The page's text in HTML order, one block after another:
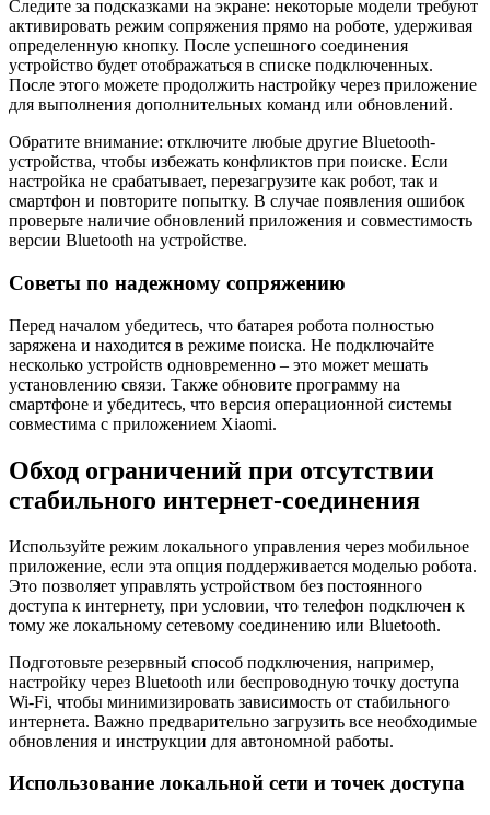
Следите за подсказками на экране: некоторые модели требуют
активировать режим сопряжения прямо на роботе, удерживая
определенную кнопку. После успешного соединения
устройство будет отображаться в списке подключенных.
После этого можете продолжить настройку через приложение
для выполнения дополнительных команд или обновлений.
Обратите внимание: отключите любые другие Bluetooth-
устройства, чтобы избежать конфликтов при поиске. Если
настройка не срабатывает, перезагрузите как робот, так и
смартфон и повторите попытку. В случае появления ошибок
проверьте наличие обновлений приложения и совместимость
версии Bluetooth на устройстве.
Советы по надежному сопряжению
Перед началом убедитесь, что батарея робота полностью
заряжена и находится в режиме поиска. Не подключайте
несколько устройств одновременно – это может мешать
установлению связи. Также обновите программу на
смартфоне и убедитесь, что версия операционной системы
совместима с приложением Xiaomi.
Обход ограничений при отсутствии
стабильного интернет-соединения
Используйте режим локального управления через мобильное
приложение, если эта опция поддерживается моделью робота.
Это позволяет управлять устройством без постоянного
доступа к интернету, при условии, что телефон подключен к
тому же локальному сетевому соединению или Bluetooth.
Подготовьте резервный способ подключения, например,
настройку через Bluetooth или беспроводную точку доступа
Wi-Fi, чтобы минимизировать зависимость от стабильного
интернета. Важно предварительно загрузить все необходимые
обновления и инструкции для автономной работы.
Использование локальной сети и точек доступа